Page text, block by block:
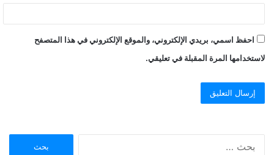
احفظ اسمي، بريدي الإلكتروني، والموقع الإلكتروني في هذا المتصفح
لاستخدامها المرة المقبلة في تعليقي.